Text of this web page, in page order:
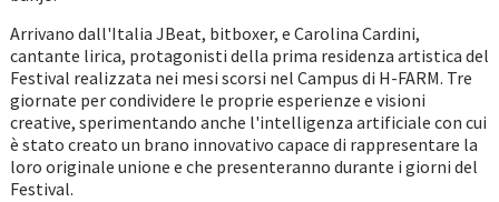
Arrivano dall'Italia JBeat, bitboxer, e Carolina Cardini,
cantante lirica, protagonisti della prima residenza artistica del
Festival realizzata nei mesi scorsi nel Campus di H-FARM. Tre
giornate per condividere le proprie esperienze e visioni
creative, sperimentando anche l'intelligenza artificiale con cui
è stato creato un brano innovativo capace di rappresentare la
loro originale unione e che presenteranno durante i giorni del
Festival.